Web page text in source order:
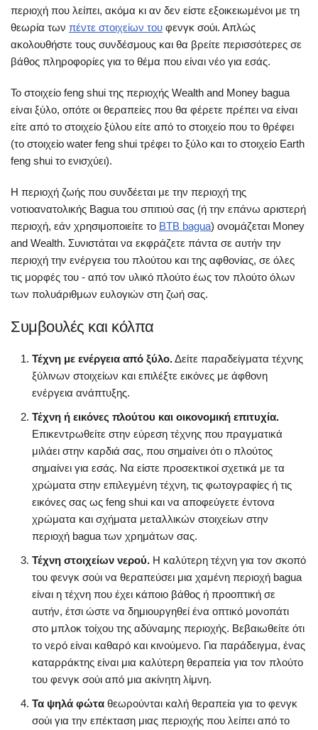
περιοχή που λείπει, ακόμα κι αν δεν είστε εξοικειωμένοι με τη
θεωρία των πέντε στοιχείων του φενγκ σούι. Απλώς
ακολουθήστε τους συνδέσμους και θα βρείτε περισσότερες σε
βάθος πληροφορίες για το θέμα που είναι νέο για εσάς.
Το στοιχείο feng shui της περιοχής Wealth and Money bagua
είναι ξύλο, οπότε οι θεραπείες που θα φέρετε πρέπει να είναι
είτε από το στοιχείο ξύλου είτε από το στοιχείο που το θρέφει
(το στοιχείο water feng shui τρέφει το ξύλο και το στοιχείο Earth
feng shui το ενισχύει).
Η περιοχή ζωής που συνδέεται με την περιοχή της
νοτιοανατολικής Bagua του σπιτιού σας (ή την επάνω αριστερή
περιοχή, εάν χρησιμοποιείτε το BTB bagua) ονομάζεται Money
and Wealth. Συνιστάται να εκφράζετε πάντα σε αυτήν την
περιοχή την ενέργεια του πλούτου και της αφθονίας, σε όλες
τις μορφές του - από τον υλικό πλούτο έως τον πλούτο όλων
των πολυάριθμων ευλογιών στη ζωή σας.
Συμβουλές και κόλπα
Τέχνη με ενέργεια από ξύλο.Δείτε παραδείγματα τέχνης
ξύλινων στοιχείων και επιλέξτε εικόνες με άφθονη
ενέργεια ανάπτυξης.
Τέχνη ή εικόνες πλούτου και οικονομική επιτυχία.
Επικεντρωθείτε στην εύρεση τέχνης που πραγματικά
μιλάει στην καρδιά σας, που σημαίνει ότι ο πλούτος
σημαίνει για εσάς. Να είστε προσεκτικοί σχετικά με τα
χρώματα στην επιλεγμένη τέχνη, τις φωτογραφίες ή τις
εικόνες σας ως feng shui και να αποφεύγετε έντονα
χρώματα και σχήματα μεταλλικών στοιχείων στην
περιοχή bagua των χρημάτων σας.
Τέχνη στοιχείων νερού. Η καλύτερη τέχνη για τον σκοπό
του φενγκ σούι να θεραπεύσει μια χαμένη περιοχή bagua
είναι η τέχνη που έχει κάποιο βάθος ή προοπτική σε
αυτήν, έτσι ώστε να δημιουργηθεί ένα οπτικό μονοπάτι
στο μπλοκ τοίχου της αδύναμης περιοχής. Βεβαιωθείτε ότι
το νερό είναι καθαρό και κινούμενο. Για παράδειγμα, ένας
καταρράκτης είναι μια καλύτερη θεραπεία για τον πλούτο
του φενγκ σούι από μια ακίνητη λίμνη.
Τα ψηλά φώτα θεωρούνται καλή θεραπεία για το φενγκ
σούι για την επέκταση μιας περιοχής που λείπει από το